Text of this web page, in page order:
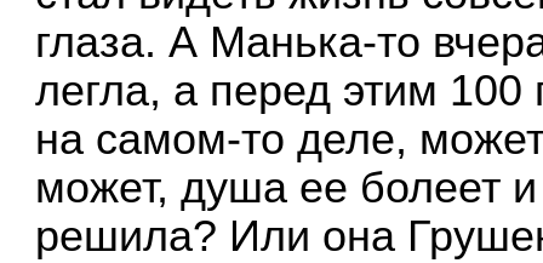
глаза. А Манька-то
легла, а перед этим
на самом-то деле,
может, душа ее болеет
решила? Или она